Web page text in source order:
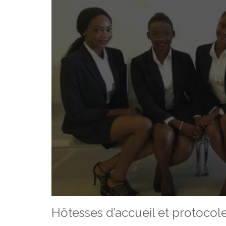
Hôtesses d’accueil et